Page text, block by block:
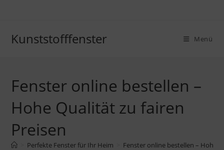
Kunststofffenster Menü
Fenster online bestellen –
Hohe Qualität zu fairen
Preisen
Perfekte Fenster für Ihr Heim Fenster online bestellen – Hohe